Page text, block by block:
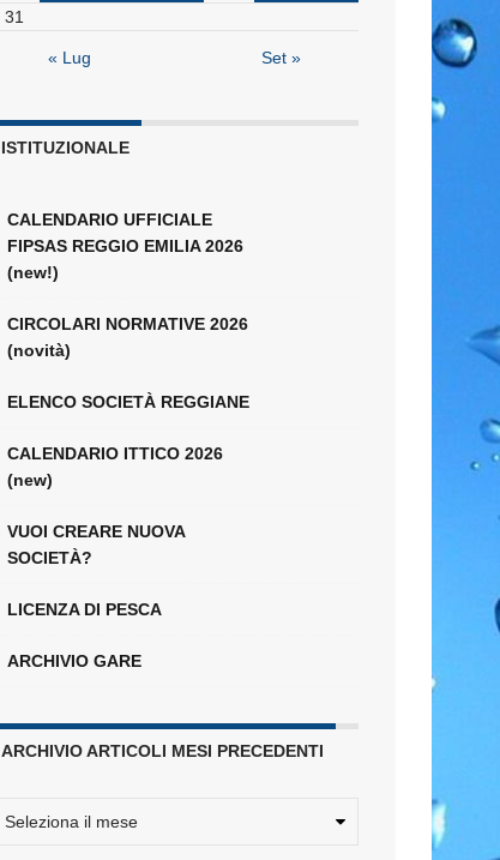
31
« Lug Set »
ISTITUZIONALE
CALENDARIO UFFICIALE
FIPSAS REGGIO EMILIA 2026
(new!)
CIRCOLARI NORMATIVE 2026
(novità)
ELENCO SOCIETÀ REGGIANE
CALENDARIO ITTICO 2026
(new)
VUOI CREARE NUOVA
SOCIETÀ?
LICENZA DI PESCA
ARCHIVIO GARE
ARCHIVIO ARTICOLI MESI PRECEDENTI